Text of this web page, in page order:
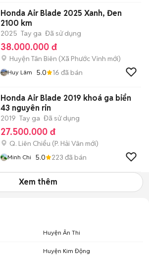
Honda Air Blade 2025 Xanh, Đen
2100 km
2025 Tay ga Đã sử dụng
38.000.000 đ
Huyện Tân Biên (Xã Phước Vinh mới)
Huy Lâm 5.0 16 đã bán
Honda Air Blade 2019 khoá ga biển
43 nguyên rin
2019 Tay ga Đã sử dụng
27.500.000 đ
Q. Liên Chiểu (P. Hải Vân mới)
Minh Chi 5.0 223 đã bán
Xem thêm
Huyện Ân Thi
Huyện Kim Động